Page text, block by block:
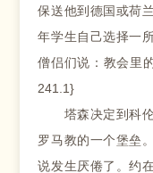
保送他到德国或荷
年学生自己选择一
僧侣们说：教会里
241.1}
塔森决定到科伦
罗马教的一个堡垒
说发生厌倦了。约